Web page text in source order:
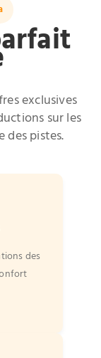
exclusives
sur les
pistes.
des